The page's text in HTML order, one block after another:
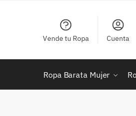
Vende tu Ropa Cuenta
Ropa Barata Mujer